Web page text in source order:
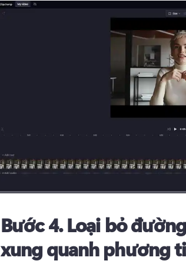
Bước 4.Loại bỏ
xung quanh phương